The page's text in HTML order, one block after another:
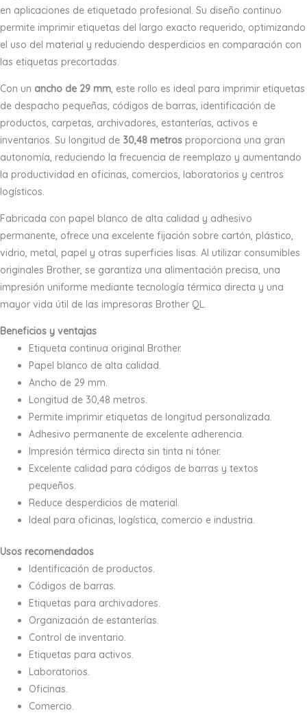
en aplicaciones de etiquetado profesional. Su diseño continuo
permite imprimir etiquetas del largo exacto requerido, optimizando
el uso del material y reduciendo desperdicios en comparación con
las etiquetas precortadas.
Con un ancho de 29 mm, este rollo es ideal para imprimir etiquetas
de despacho pequeñas, códigos de barras, identificación de
productos, carpetas, archivadores, estanterías, activos e
inventarios. Su longitud de 30,48 metros proporciona una gran
autonomía, reduciendo la frecuencia de reemplazo y aumentando
la productividad en oficinas, comercios, laboratorios y centros
logísticos.
Fabricada con papel blanco de alta calidad y adhesivo
permanente, ofrece una excelente fijación sobre cartón, plástico,
vidrio, metal, papel y otras superficies lisas. Al utilizar consumibles
originales Brother, se garantiza una alimentación precisa, una
impresión uniforme mediante tecnología térmica directa y una
mayor vida útil de las impresoras Brother QL.
Beneficios y ventajas
Etiqueta continua original Brother.
Papel blanco de alta calidad.
Ancho de 29 mm.
Longitud de 30,48 metros.
Permite imprimir etiquetas de longitud personalizada.
Adhesivo permanente de excelente adherencia.
Impresión térmica directa sin tinta ni tóner.
Excelente calidad para códigos de barras y textos
pequeños.
Reduce desperdicios de material.
Ideal para oficinas, logística, comercio e industria.
Usos recomendados
Identificación de productos.
Códigos de barras.
Etiquetas para archivadores.
Organización de estanterías.
Control de inventario.
Etiquetas para activos.
Laboratorios.
Oficinas.
Comercio.